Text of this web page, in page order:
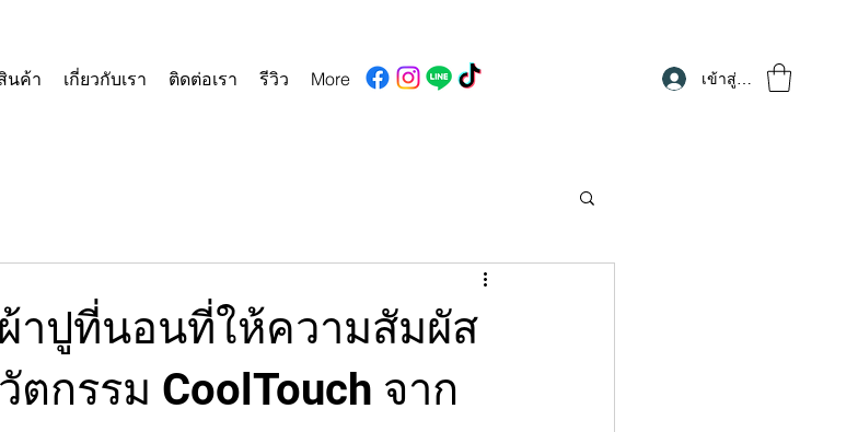
นค้า เกี่ยวกับเรา ติดต่อเรา รีวิว More เข้าสู่ระบบ
าปูที่นอนที่ให้ความสัมผัส
ตกรรม CoolTouch จาก